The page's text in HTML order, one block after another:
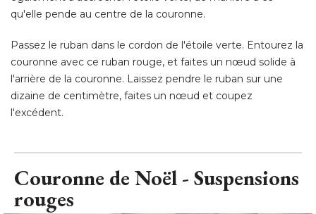
qu'elle pende au centre de la couronne.
Passez le ruban dans le cordon de l'étoile verte. Entourez la
couronne avec ce ruban rouge, et faites un nœud solide à
l'arrière de la couronne. Laissez pendre le ruban sur une
dizaine de centimètre, faites un nœud et coupez
l'excédent.
Couronne de Noël - Suspensions
rouges